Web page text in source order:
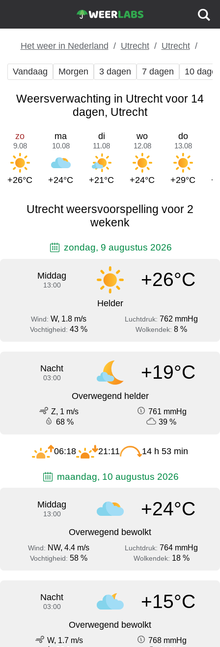
Het weer in Nederland Utrecht Utrecht
Vandaag Morgen 3 dagen 7 dagen 10
Weersverwachting in Utrecht voor 14
dagen, Utrecht
zo
9.08
+26°C
ma
10.08
+24°C
di
11.08
+21°C
wo
12.08
+24°C
do
13.08
+29°C
Utrecht weersvoorspelling voor 2
wekenk
zondag, 9 augustus 2026
Middag
13:00 +26°C
Helder
Wind: W, 1.8 m/s Luchtdruk: 762 mmHg
Vochtigheid: 43 % Wolkendek: 8 %
Nacht
03:00 +19°C
Overwegend helder
Z, 1 m/s
761 mmHg
68 %
39 %
06:18 21:11 14 h 53 min
maandag, 10 augustus 2026
Middag
13:00 +24°C
Overwegend bewolkt
Wind: NW, 4.4 m/s Luchtdruk: 764 mmHg
Vochtigheid: 58 % Wolkendek: 18 %
Nacht
03:00 +15°C
Overwegend bewolkt
W, 1.7 m/s
768 mmHg